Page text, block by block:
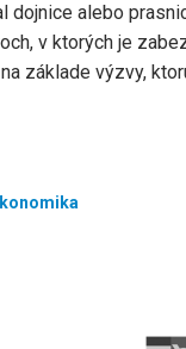
dojnice alebo
v ktorých je
základe výzvy,